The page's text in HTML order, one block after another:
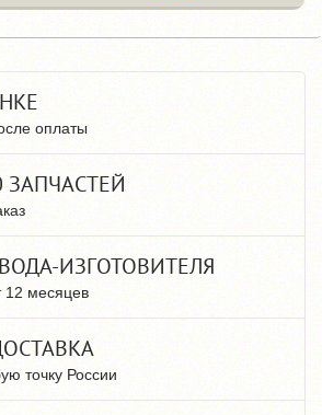
оплаты
ЗАПЧАСТЕЙ
ИЗГОТОВИТЕЛЯ
12 месяцев
точку России